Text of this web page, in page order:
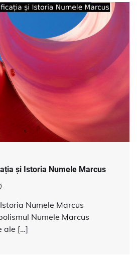
și Istoria Numele Marcus
Numele Marcus
Numele Marcus
ale […]